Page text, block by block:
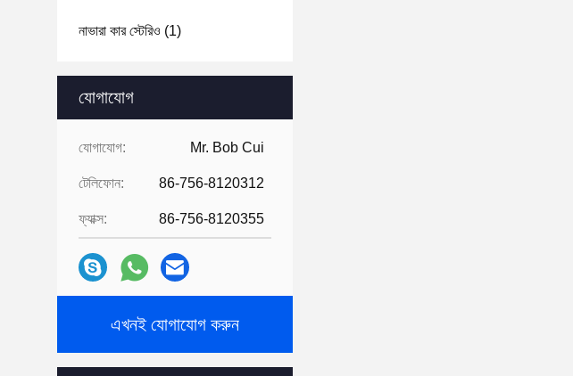
নাভারা কার স্টেরিও (1)
যোগাযোগ
যোগাযোগ: Mr. Bob Cui
টেলিফোন: 86-756-8120312
ফ্যাক্স: 86-756-8120355
এখনই যোগাযোগ করুন